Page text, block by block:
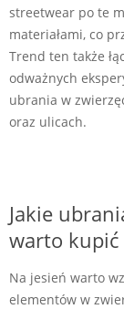
streetwear po te
materiałami, co
Trend ten także
odważnych
ubrania w
oraz ulicach.
Jakie
warto kupić
Na jesień warto
elementów w